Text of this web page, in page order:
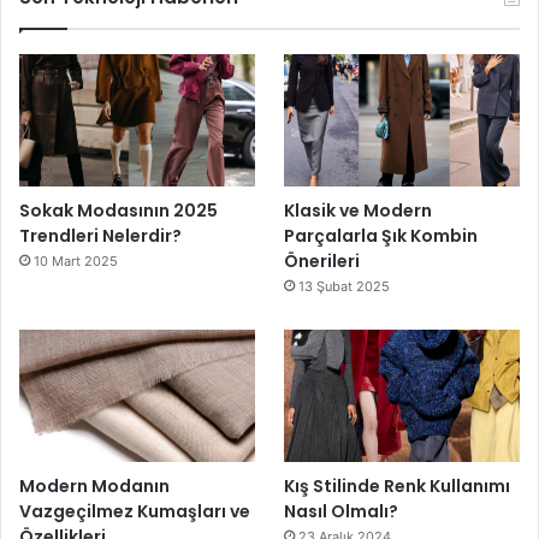
Sokak Modasının 2025
Trendleri Nelerdir?
10 Mart 2025
Klasik ve Modern
Parçalarla Şık Kombin
Önerileri
13 Şubat 2025
Modern Modanın
Vazgeçilmez Kumaşları ve
Kış Stilinde Renk Kullanımı
Nasıl Olmalı?